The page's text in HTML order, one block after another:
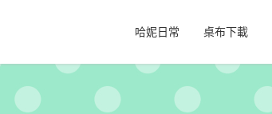
哈妮日常 桌布下載